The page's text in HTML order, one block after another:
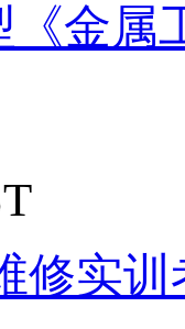
《金属
修实